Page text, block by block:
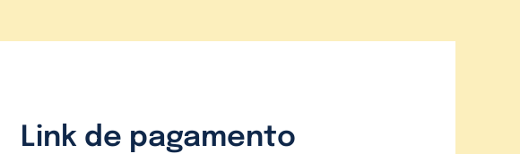
Link de pagamento